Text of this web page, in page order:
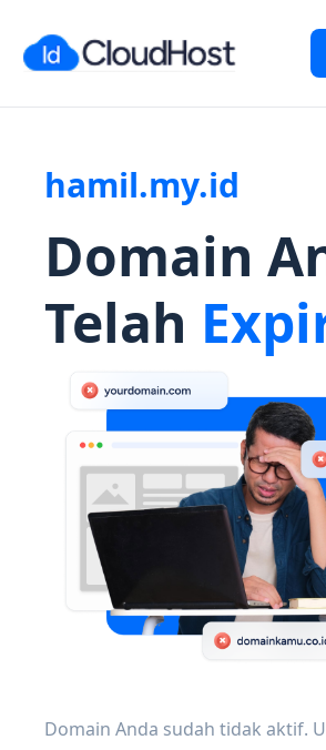
hamil.my.id
Domain
Telah
Domain Anda sudah tidak aktif.